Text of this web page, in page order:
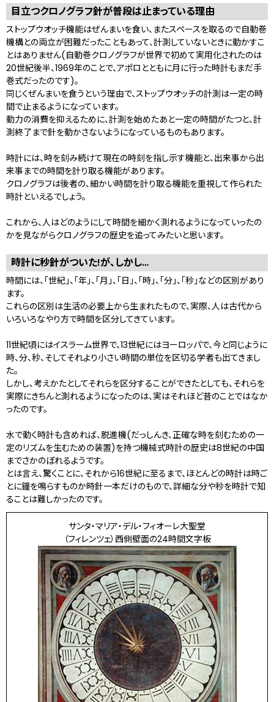
目立つクロノグラフ針が普段は止まっている理由
ストップウオッチ機能はぜんまいを食い、またスペースを取るので自動巻
機構との両立が困難だったこともあって、計測していないときに動かすこ
とはありません(自動巻クロノグラフが世界で初めて実用化されたのは
20世紀後半、1969年のことで、アポロとともに月に行った時計もまだ手
巻式だったのです)。
同じくぜんまいを食うという理由で、ストップウオッチの計測は一定の時
間で止まるようになっています。
動力の消費を抑えるために、計測を始めたあと一定の時間がたつと、計
測終了まで針を動かさないようになっているものもあります。
時計には、時を刻み続けて現在の時刻を指し示す機能と、出来事から出
来事までの時間を計り取る機能があります。
クロノグラフは後者の、細かい時間を計り取る機能を重視して作られた
時計といえるでしょう。
これから、人はどのようにして時間を細かく測れるようになっていったの
かを見ながらクロノグラフの歴史を追ってみたいと思います。
時計に秒針がついた!が、しかし…
時間には、「世紀」、「年」、「月」、「日」、「時」、「分」、「秒」などの区別があり
ます。
これらの区別は生活の必要上から生まれたもので、実際、人は古代から
いろいろなやり方で時間を区分してきています。
11世紀頃にはイスラーム世界で、13世紀にはヨーロッパで、今と同じように
時、分、秒、そしてそれより小さい時間の単位を区切る学者も出てきまし
た。
しかし、考えかたとしてそれらを区分することができたとしても、それらを
実際にきちんと測れるようになったのは、実はそれほど昔のことではなか
ったのです。
水で動く時計も含めれば、脱進機(だっしんき、正確な時を刻むための一
定のリズムを生むための装置)を持つ機械式時計の歴史は8世紀の中国
までさかのぼれるようです。
とは言え、驚くことに、それから16世紀に至るまで、ほとんどの時計は時ご
とに鐘を鳴らすものか時針一本だけのもので、詳細な分や秒を時計で知
ることは難しかったのです。
サンタ・マリア・デル・フィオーレ大聖堂
（フィレンツェ）西側壁面の24時間文字板